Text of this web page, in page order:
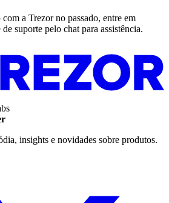
a Trezor no passado, entre em
suporte pelo chat para assistência.
insights e novidades sobre produtos.